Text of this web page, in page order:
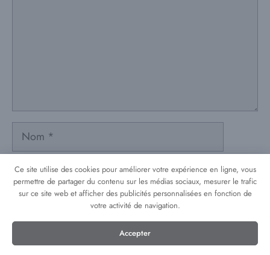
Nom
E-
mail
Ce site utilise des cookies pour améliorer votre expérience en ligne, vous
permettre de partager du contenu sur les médias sociaux, mesurer le trafic
sur ce site web et afficher des publicités personnalisées en fonction de
votre activité de navigation.
Accepter